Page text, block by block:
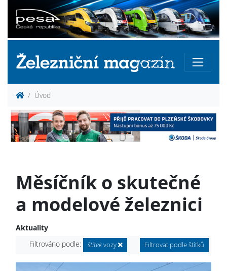
Úvod
Měsíčník o skutečné
a modelové železnici
Aktuality
Filtrováno podle:
štítekvozy Filtrovat podle štítků